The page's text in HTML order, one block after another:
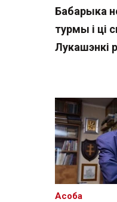
Бабарыка
турмы і ці
Лукашэнкі
Асоба